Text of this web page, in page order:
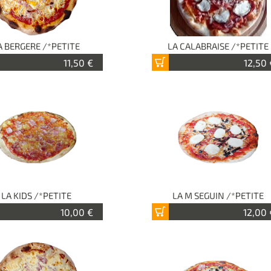
BERGERE /*PETITE
11,50 €
LA CALABRAISE /*PETITE
12,50
LA KIDS /*PETITE
10,00 €
LA M SEGUIN /*PETITE
12,00